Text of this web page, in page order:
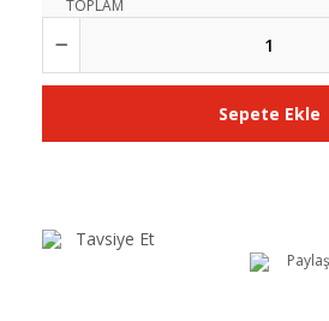
TOPLAM
Sepete Ekle
Tavsiye Et